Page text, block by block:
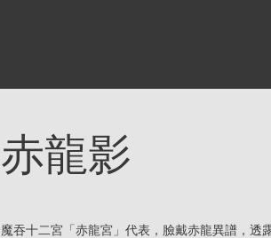
赤龍影
魔吞十二宮「赤龍宮」代表，臉戴赤龍異譜，透